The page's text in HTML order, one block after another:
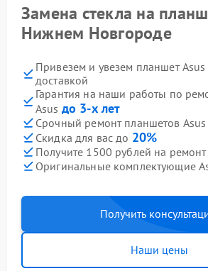
Замена стекла на
Нижнем Новгороде
Привезем и увезем планшет Asus
доставкой
Гарантия на наши работы по
Asus до 3-х лет
Срочный ремонт планшетов Asus
Скидка для вас до 20%
Получите 1500 рублей на ремонт
Оригинальные комплектующие
Получить
Наши цены